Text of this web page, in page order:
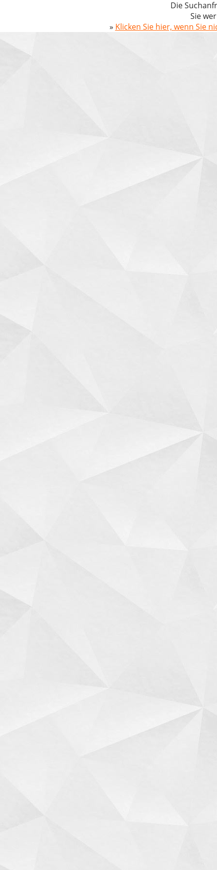
Die
Sie
» Klicken Sie hier, wenn Sie